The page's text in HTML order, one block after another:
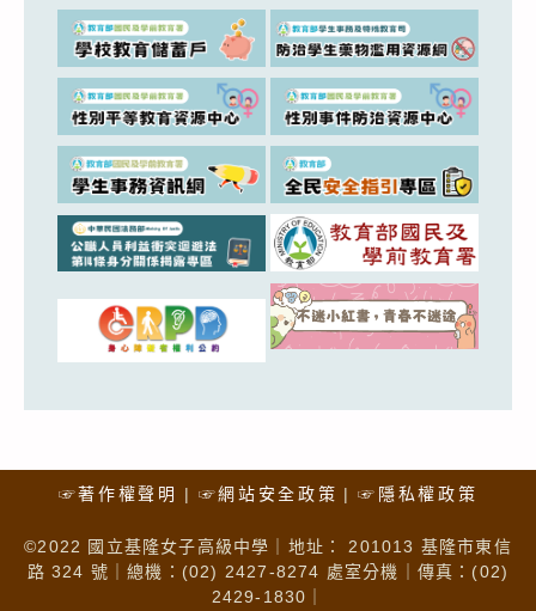
☞著作權聲明 ☞網站安全政策 ☞隱私權政策
©2022 國立基隆女子高級中學｜地址： 201013 基隆市東信
路 324 號｜總機：(02) 2427-8274 處室分機｜傳真：(02)
2429-1830｜